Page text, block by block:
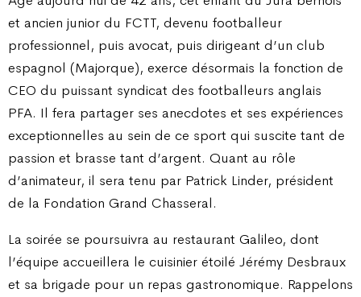
et ancien junior du FCTT, devenu footballeur
professionnel, puis avocat, puis dirigeant d’un club
espagnol (Majorque), exerce désormais la fonction de
CEO du puissant syndicat des footballeurs anglais
PFA. Il fera partager ses anecdotes et ses expériences
exceptionnelles au sein de ce sport qui suscite tant de
passion et brasse tant d’argent. Quant au rôle
d’animateur, il sera tenu par Patrick Linder, président
de la Fondation Grand Chasseral.
La soirée se poursuivra au restaurant Galileo, dont
l’équipe accueillera le cuisinier étoilé Jérémy Desbraux
et sa brigade pour un repas gastronomique. Rappelons